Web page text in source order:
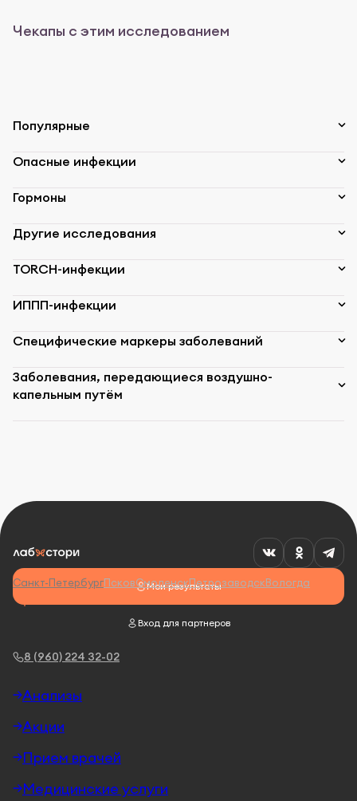
Чекапы с этим исследованием
Популярные
Опасные инфекции
Гормоны
Другие исследования
TORCH-инфекции
ИППП-инфекции
Специфические маркеры заболеваний
Заболевания, передающиеся воздушно-
капельным путём
8 (960) 224 32-02
Мои результаты
Вход для партнеров
Санкт-ПетербургПсковСмоленскПетрозаводскВологда
Анализы
Акции
Прием врачей
Медицинские услуги